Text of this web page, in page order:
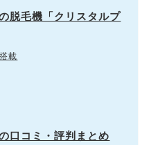
脱毛機「クリスタルプ
載
口コミ・評判まとめ